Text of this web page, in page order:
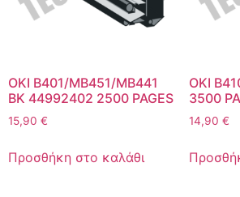
OKI B401/MB451/MB441
BK 44992402 2500 PAGES
15,90 €
Προσθήκη στο καλάθι
OKI
3500
14,90 €